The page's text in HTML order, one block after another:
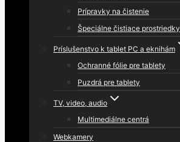
Prípravky na čistenie
Špeciálne čistiace prostriedky
Príslušenstvo k tablet PC a eknihám
Ochranné fólie pre tablety
Puzdrá pre tablety
TV, video, audio
Multimediálne centrá
Webkamery